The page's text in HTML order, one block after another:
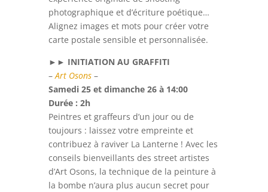
photographique et d’écriture poétique…
Alignez images et mots pour créer votre
carte postale sensible et personnalisée.
►► INITIATION AU GRAFFITI
– Art Osons–
Samedi 25 et dimanche 26 à 14:00
Durée : 2h
Peintres et graffeurs d’un jour ou de
toujours : laissez votre empreinte et
contribuez à raviver La Lanterne ! Avec les
conseils bienveillants des street artistes
d’Art Osons, la technique de la peinture à
la bombe n’aura plus aucun secret pour